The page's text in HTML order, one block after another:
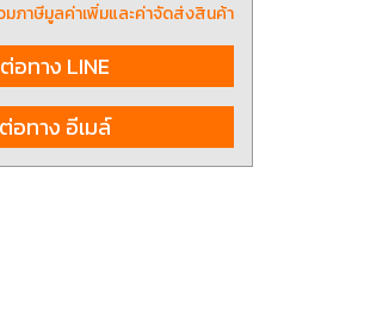
4 Metrology / เครื่องมือวัด
8 Hand and Assembly Tools /
เครื่องมือช่างสำหรับงานประกอบ
มภาษีมูลค่าเพิ่มและค่าจัดส่งสินค้า
อทาง LINE
อทาง อีเมล์